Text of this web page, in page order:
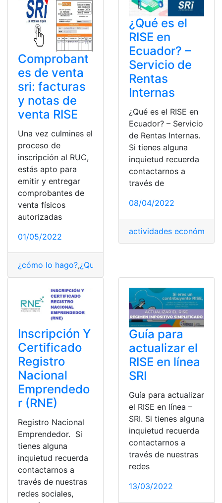
Comprobant
es de venta
sri: facturas
y notas de
venta RISE
Una vez culmines el
proceso de
inscripción al RUC,
estás apto para
emitir y entregar
comprobantes de
venta físicos
autorizadas
01/05/2022
¿cómo lo hago?,¿Qué es?
¿Qué es el
RISE en
Ecuador? –
Servicio de
Rentas
Internas
¿Qué es el RISE en
Ecuador? – Servicio
de Rentas Internas.
Si tienes alguna
inquietud recuerda
contactarnos a
través de
08/04/2022
actividades económicas
Inscripción Y
Certificado
Registro
Nacional
Emprendedo
r (RNE)
Registro Nacional
Emprendedor. Si
tienes alguna
inquietud recuerda
contactarnos a
través de nuestras
redes sociales,
Guía para
actualizar el
RISE en línea
SRI
Guía para actualizar
el RISE en línea –
SRI. Si tienes alguna
inquietud recuerda
contactarnos a
través de nuestras
redes
13/03/2022